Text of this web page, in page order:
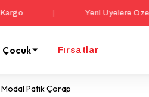
| Yeni Üyelere Özel Sepette
Çocuk Fırsatlar
Patik Çorap